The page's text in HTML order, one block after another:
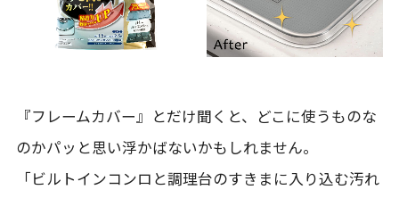
『フレームカバー』とだけ聞くと、どこに使うものな
のかパッと思い浮かばないかもしれません。
「ビルトインコンロと調理台のすきまに入り込む汚れ